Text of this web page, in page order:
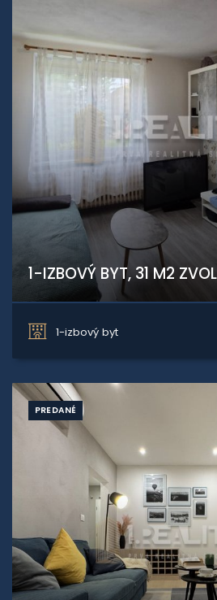
1-IZBOVÝ BYT, 31 M2
1-izbový byt
PREDANÉ